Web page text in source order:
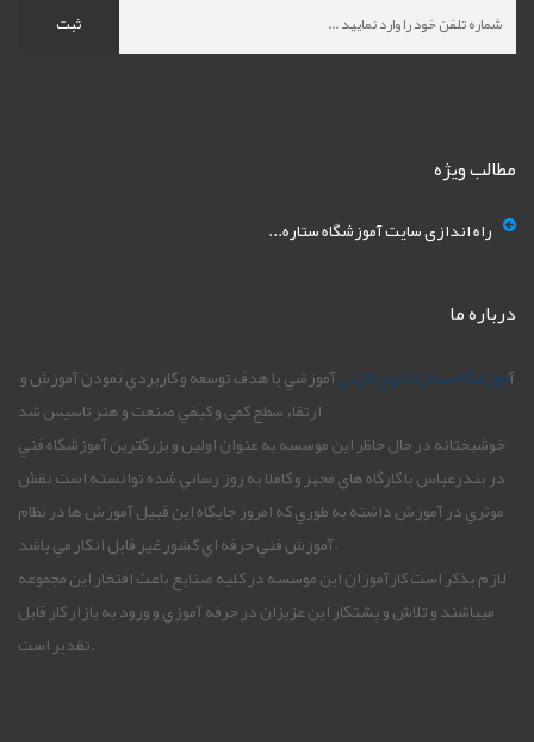
ثبت
مطالب ویژه
راه اندازی سایت آموزشگاه ستاره...
درباره ما
آموزشگاه ستاره خليج فارسآموزشي با هدف توسعه و کاربردي نمودن آموزش و
ارتقاء سطح کمي و کيفي صنعت و هنر تاسيس شد
خوشبختانه در حال حاظر اين موسسه به عنوان اولين و بزرگترين آموزشگاه فني
در بندرعباس با کارگاه هاي مجهز و کاملا به روز رساني شده توانسته است نقش
موثري در آموزش داشته به طوري که امروز جايگاه اين قبيل آموزش ها در نظام
آموزش فني حرفه اي کشور غير قابل انکار مي باشد.
لازم بذکر است کارآموزان اين موسسه در کليه صنايع باعث افتخار اين مجموعه
ميباشند و تلاش و پشتکار اين عزيزان در حرفه آموزي و ورود به بازار کار قابل
تقدير است.